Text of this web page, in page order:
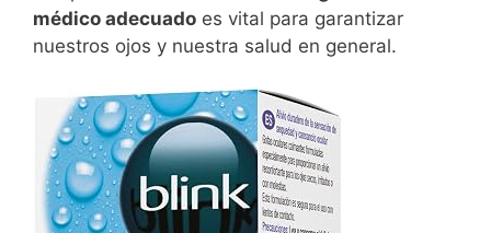
médico adecuado es vital para garantizar
nuestros ojos y nuestra salud en general.